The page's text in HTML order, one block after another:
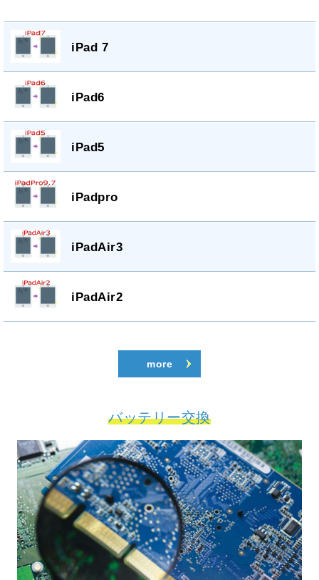
iPad 7
iPad6
iPad5
iPadpro
iPadAir3
iPadAir2
more
バッテリー交換